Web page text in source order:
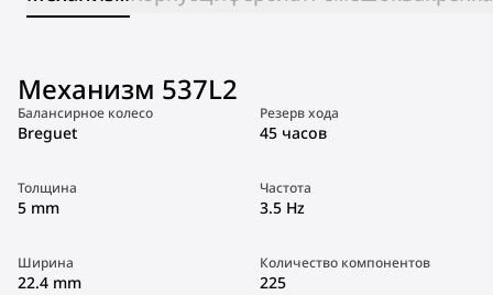
Механизм 537L2
Балансирное колесо
Breguet
Резерв хода
45 часов
Толщина
5 mm
Частота
3.5 Hz
Ширина
22.4 mm
Количество компонентов
225